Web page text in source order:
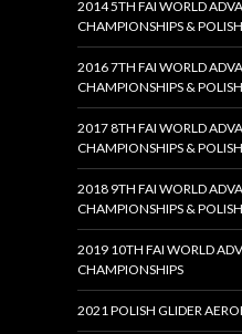
2014 5TH FAI WORLD
CHAMPIONSHIPS &
2016 7TH FAI WORLD
CHAMPIONSHIPS &
2017 8TH FAI WORLD
CHAMPIONSHIPS &
2018 9TH FAI WORLD
CHAMPIONSHIPS &
2019 10TH FAI WORLD
CHAMPIONSHIPS
2021 POLISH GLIDER